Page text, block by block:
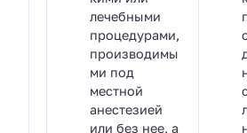
лечебными
процедурами,
производимы
ми под
местной
анестезией
или без нее, а